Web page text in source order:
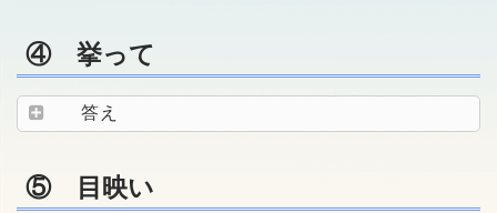
④ 挙って
答え
⑤ 目映い